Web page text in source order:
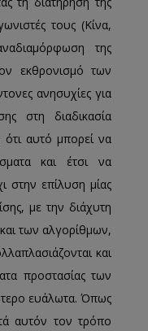
τους (Κίνα,
της
εκθρονισμό των
ανησυχίες για
στη διαδικασία
αυτό μπορεί να
και έτσι να
στην επίλυση μίας
με την διάχυτη
των αλγορίθμων,
και
προστασίας των
ευάλωτα. Όπως
αυτόν τον τρόπο